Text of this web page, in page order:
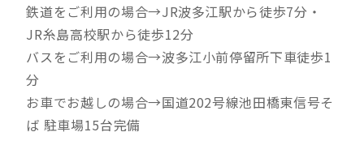
鉄道をご利用の場合→JR波多江駅から徒歩7分・
JR糸島高校駅から徒歩12分
バスをご利用の場合→波多江小前停留所下車徒歩1
分
お車でお越しの場合→国道202号線池田橋東信号そ
ば 駐車場15台完備